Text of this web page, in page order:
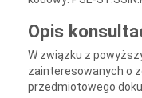
Opis
W związku z
zainteresowanych o
przedmiotowego